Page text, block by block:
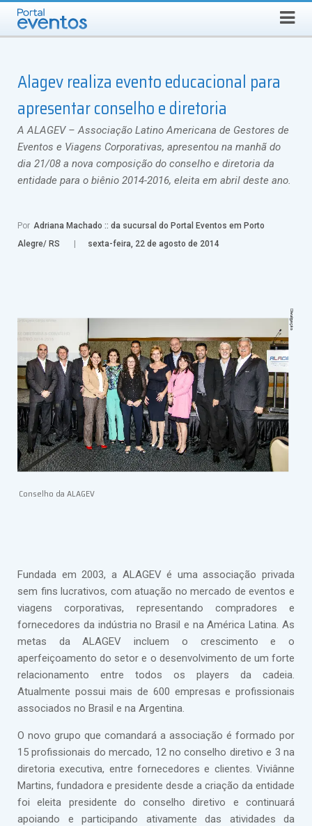
Select Language ▼
Alagev realiza evento educacional para
apresentar conselho e diretoria
A ALAGEV – Associação Latino Americana de Gestores de
Eventos e Viagens Corporativas, apresentou na manhã do
dia 21/08 a nova composição do conselho e diretoria da
entidade para o biênio 2014-2016, eleita em abril deste ano.
Por Adriana Machado :: da sucursal do Portal Eventos em Porto
Alegre/ RS
sexta-feira, 22 de agosto de 2014
Conselho da ALAGEV
Fundada em 2003, a ALAGEV é uma associação privada
sem fins lucrativos, com atuação no mercado de eventos e
viagens corporativas, representando compradores e
fornecedores da indústria no Brasil e na América Latina. As
metas da ALAGEV incluem o crescimento e o
aperfeiçoamento do setor e o desenvolvimento de um forte
relacionamento entre todos os players da cadeia.
Atualmente possui mais de 600 empresas e profissionais
associados no Brasil e na Argentina.
O novo grupo que comandará a associação é formado por
15 profissionais do mercado, 12 no conselho diretivo e 3 na
diretoria executiva, entre fornecedores e clientes. Viviânne
Martins, fundadora e presidente desde a criação da entidade
foi eleita presidente do conselho diretivo e continuará
apoiando e participando ativamente das atividades da